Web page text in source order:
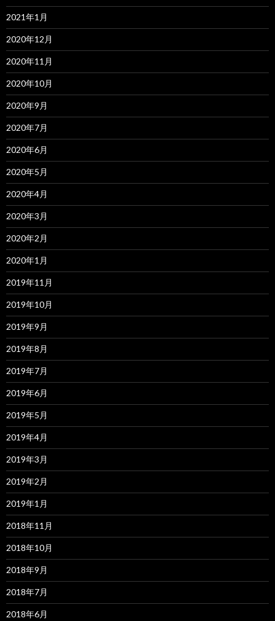
2021年1月
2020年12月
2020年11月
2020年10月
2020年9月
2020年7月
2020年6月
2020年5月
2020年4月
2020年3月
2020年2月
2020年1月
2019年11月
2019年10月
2019年9月
2019年8月
2019年7月
2019年6月
2019年5月
2019年4月
2019年3月
2019年2月
2019年1月
2018年11月
2018年10月
2018年9月
2018年7月
2018年6月